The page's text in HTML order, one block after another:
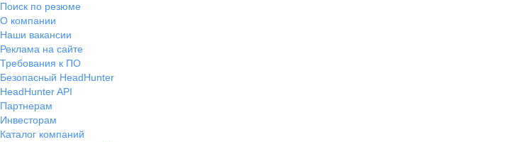
Поиск по резюме
О компании
Наши вакансии
Реклама на сайте
Требования к ПО
Безопасный HeadHunter
HeadHunter API
Партнерам
Инвесторам
Каталог компаний